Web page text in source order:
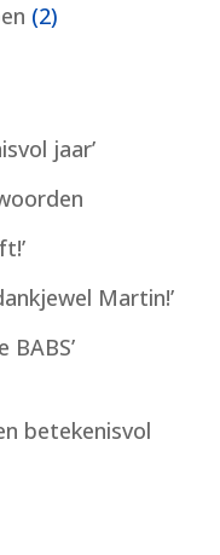
(2)
jaar’
Martin!’
BABS’
betekenisvol